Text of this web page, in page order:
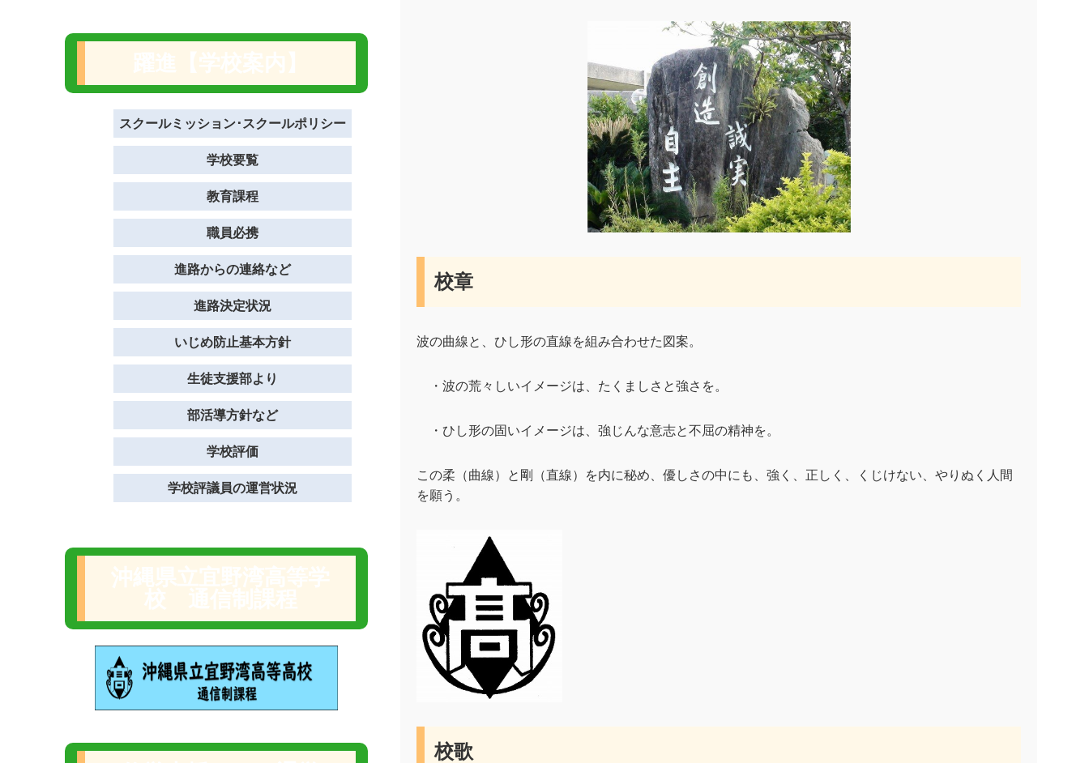
校章
波の曲線と、ひし形の直線を組み合わせた図案。
・波の荒々しいイメージは、たくましさと強さを。
・ひし形の固いイメージは、強じんな意志と不屈の精神を。
この柔（曲線）と剛（直線）を内に秘め、優しさの中にも、強く、正しく、くじけない、やりぬく人間
を願う。
校歌
スクールミッション･スクールポリシー
学校要覧
教育課程
職員必携
進路からの連絡など
進路決定状況
いじめ防止基本方針
生徒支援部より
部活導方針など
学校評価
学校評議員の運営状況